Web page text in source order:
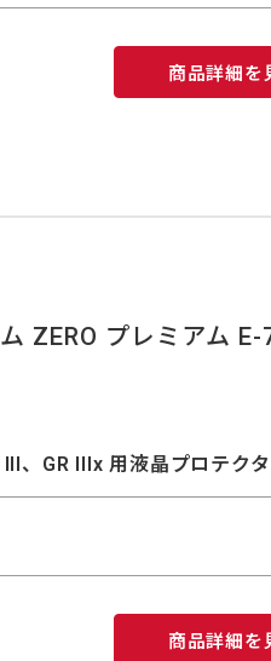
商品詳細を
ZERO プレミアム
、GR IIIx 用液晶プロテク
商品詳細を